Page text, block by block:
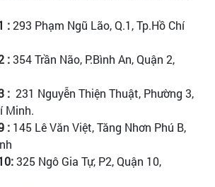
:293 Phạm Ngũ Lão, Q.1, Tp.Hồ Chí
:354 Trần Não, P.Bình An, Quận 2,
: 231 Nguyễn Thiện Thuật, Phường 3,
Minh.
: 145 Lê Văn Việt, Tăng Nhơn Phú B,
325 Ngô Gia Tự, P2, Quận 10,